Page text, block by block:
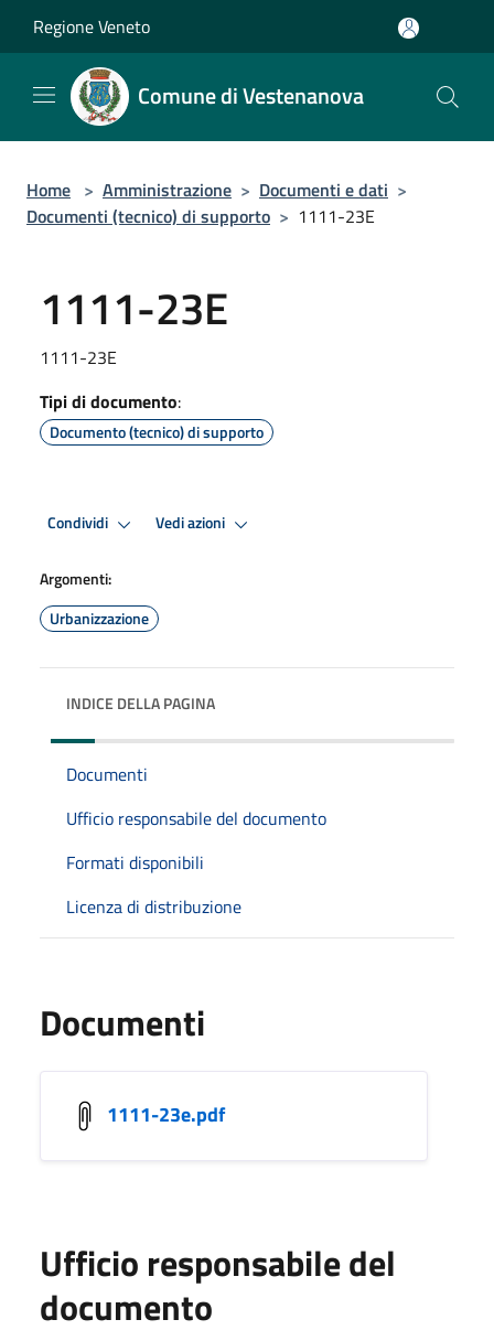
Regione Veneto
Comune di Vestenanova
Home > Amministrazione > Documenti e dati >
Documenti (tecnico) di supporto > 1111-23E
1111-23E
1111-23E
Tipi di documento:
Documento (tecnico) di supporto
Condividi Vedi azioni
Argomenti:
Urbanizzazione
INDICE DELLA PAGINA
Documenti
Ufficio responsabile del documento
Formati disponibili
Licenza di distribuzione
Documenti
1111-23e.pdf
Ufficio responsabile del
documento